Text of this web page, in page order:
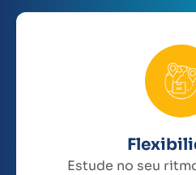
Estude no seu